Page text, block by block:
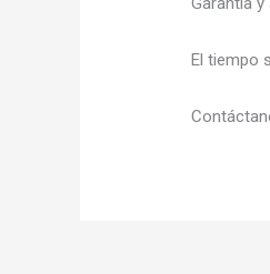
El tiempo